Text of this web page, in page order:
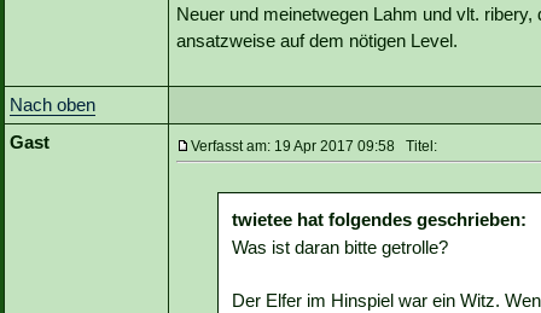
Neuer und meinetwegen Lahm und vlt.
ansatzweise auf dem nötigen Level.
Nach oben
Gast
Verfasst am: 19 Apr 2017 09:58 Titel:
twietee hat folgendes geschrieben:
Was ist daran bitte getrolle?
Der Elfer im Hinspiel war ein Witz.